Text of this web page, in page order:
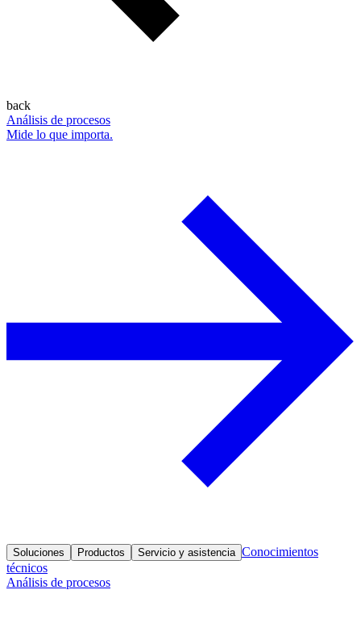
back
Análisis de procesos
Mide lo que importa.
Soluciones Productos Servicio y asistencia Conocimientos
técnicos
Análisis de procesos